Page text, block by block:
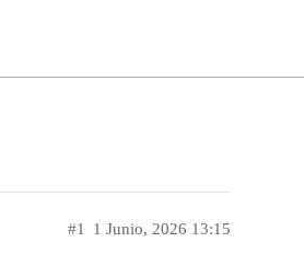
1 Junio, 2026 13:15
#1